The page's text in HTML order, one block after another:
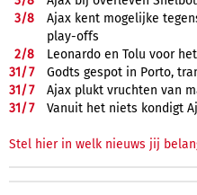
3/8
Ajax kent mogelijke
play-offs
2/8
Leonardo en Tolu voor
31/7
Godts gespot in Porto,
31/7
Ajax plukt vruchten van
31/7 Vanuit het niets kondigt
Stel hier in welk nieuws jij